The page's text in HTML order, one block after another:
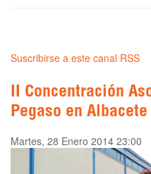
Suscribirse a este canal RSS
II Concentración
Pegaso en Albacete
Martes, 28 Enero 2014 23:00